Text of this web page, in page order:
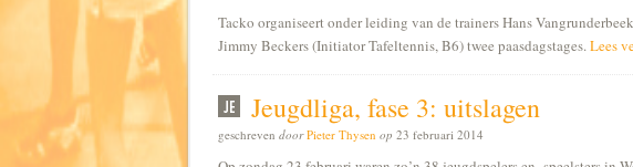
Tacko organiseert onder leiding van de trainers Hans
Jimmy Beckers (Initiator Tafeltennis, B6) twee paasdagstages.Lees
Jeugdliga, fase 3: uitslagen
geschreven door Pieter Thysen op 23 februari 2014